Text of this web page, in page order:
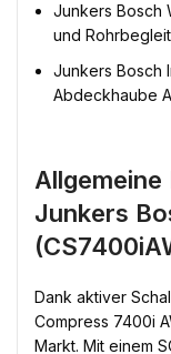
Junkers Bosch
und
Junkers Bosch
Abdeckhaube
Junkers
Dank aktiver
Compress 7400i
Markt. Mit einem